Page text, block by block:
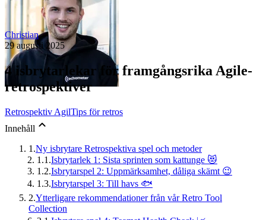
Christian
29 augusti 2025
4 isbrytarlekar för framgångsrika Agile-
retrospektiver
Retrospektiv AgilTips för retros
Innehåll
1.Ny isbrytare Retrospektiva spel och metoder
1.1.Isbrytarlek 1: Sista sprinten som kattunge 😻
1.2.Isbrytarspel 2: Uppmärksamhet, dåliga skämt 😉
1.3.Isbrytarspel 3: Till havs 🐟
2.Ytterligare rekommendationer från vår Retro Tool
Collection